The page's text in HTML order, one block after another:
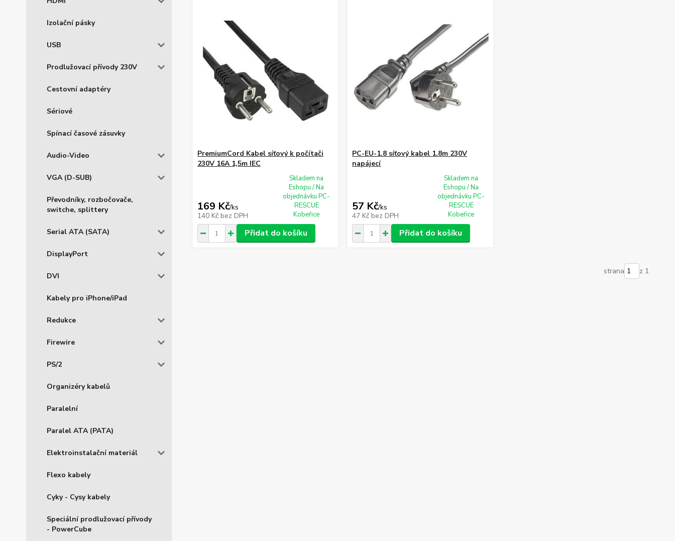
Izolační pásky
USB
Prodlužovací přívody 230V
Cestovní adaptéry
Sériové
Spínací časové zásuvky
Audio-Video
VGA (D-SUB)
Převodníky, rozbočovače,
switche, splittery
Serial ATA (SATA)
DisplayPort
DVI
Kabely pro iPhone/iPad
Redukce
Firewire
PS/2
Organizéry kabelů
Paralelní
Paralel ATA (PATA)
Elektroinstalační materiál
Flexo kabely
Cyky - Cysy kabely
Speciální prodlužovací přívody
- PowerCube
PremiumCord Kabel síťový k počítači
230V 16A 1,5m IEC
169 Kč/ks
140 Kč bez DPH
Skladem na
Eshopu / Na
objednávku PC-
RESCUE
Kobeřice
Přidat do košíku
PC-EU-1.8 síťový kabel 1.8m 230V
napájecí
57 Kč/ks
47 Kč bez DPH
Skladem na
Eshopu / Na
objednávku PC-
RESCUE
Kobeřice
Přidat do košíku
strana z 1